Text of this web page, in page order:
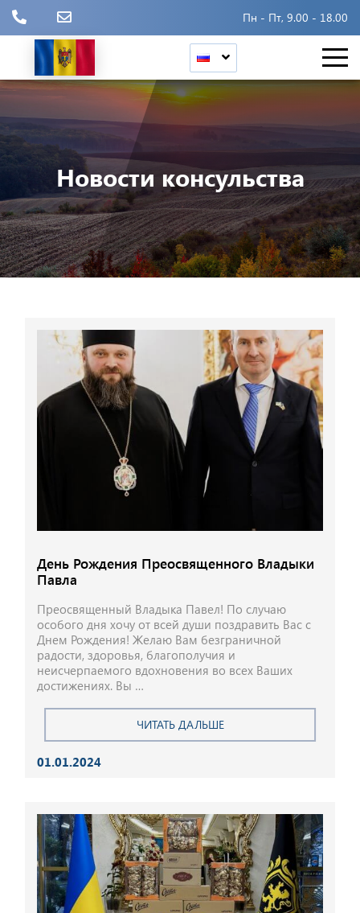
Пн - Пт, 9.00 - 18.00
Новости консульства
День Рождения Преосвященного Владыки
Павла
Преосвященный Владыка Павел! По случаю
особого дня хочу от всей души поздравить Вас с
Днем Рождения! Желаю Вам безграничной
радости, здоровья, благополучия и
неисчерпаемого вдохновения во всех Ваших
достижениях. Вы …
01.01.2024
ЧИТАТЬ ДАЛЬШЕ